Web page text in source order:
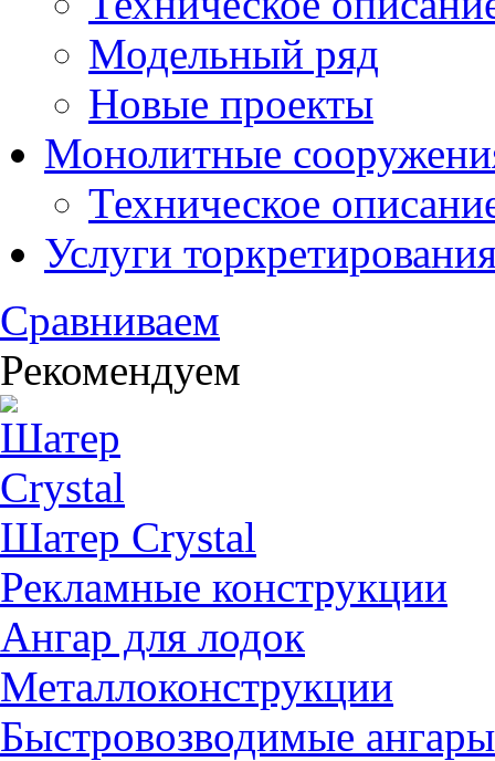
Модельный ряд
Новые проекты
Монолитные
Техническое
Услуги
Сравниваем
Рекомендуем
Шатер Crystal
Рекламные конструкции
Ангар для лодок
Металлоконструкции
Быстровозводимые ангары